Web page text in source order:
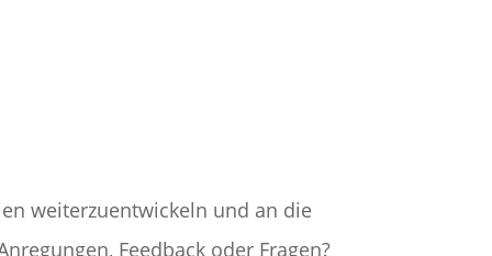
weiterzuentwickeln und an die
Feedback oder Fragen?